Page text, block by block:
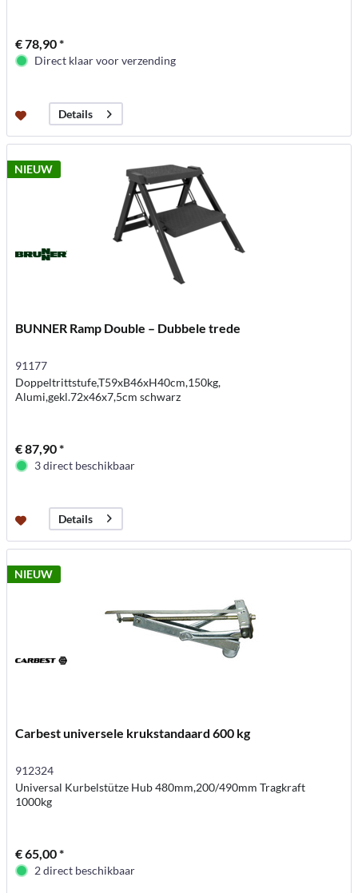
€ 78,90 *
Direct klaar voor verzending
Details
NIEUW
BUNNER Ramp Double – Dubbele trede
91177
Doppeltrittstufe,T59xB46xH40cm,150kg,
Alumi,gekl.72x46x7,5cm schwarz
€ 87,90 *
3 direct beschikbaar
Details
NIEUW
Carbest universele krukstandaard 600 kg
912324
Universal Kurbelstütze Hub 480mm,200/490mm Tragkraft
1000kg
€ 65,00 *
2 direct beschikbaar